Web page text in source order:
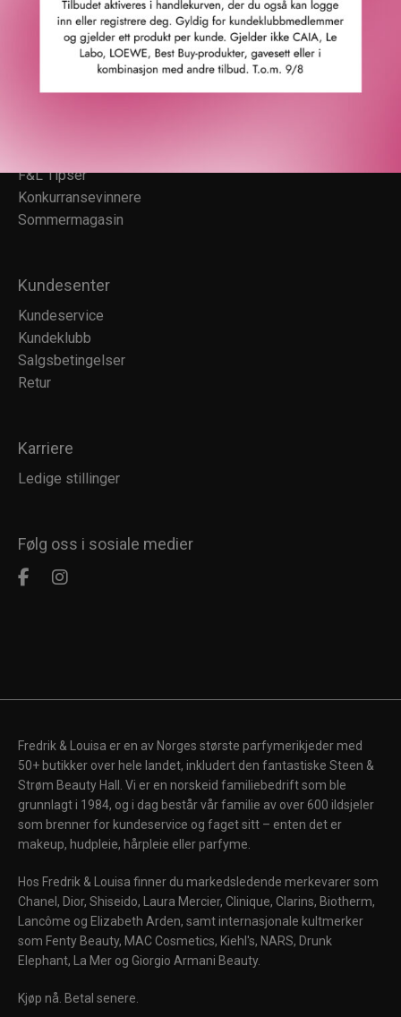
Fredrik & Louisa
Om Fredrik & Louisa
Autorisert forhandler
F&L Tipser
Konkurransevinnere
Sommermagasin
Kundesenter
Kundeservice
Kundeklubb
Salgsbetingelser
Retur
Karriere
Ledige stillinger
Følg oss i sosiale medier
Fredrik & Louisa er en av Norges største parfymerikjeder med
50+ butikker over hele landet, inkludert den fantastiske Steen &
Strøm Beauty Hall. Vi er en norskeid familiebedrift som ble
grunnlagt i 1984, og i dag består vår familie av over 600 ildsjeler
som brenner for kundeservice og faget sitt – enten det er
makeup, hudpleie, hårpleie eller parfyme.
Hos Fredrik & Louisa finner du markedsledende merkevarer som
Chanel, Dior, Shiseido, Laura Mercier, Clinique, Clarins, Biotherm,
Lancôme og Elizabeth Arden, samt internasjonale kultmerker
som Fenty Beauty, MAC Cosmetics, Kiehl's, NARS, Drunk
Elephant, La Mer og Giorgio Armani Beauty.
Kjøp nå. Betal senere.